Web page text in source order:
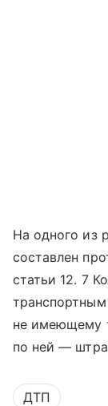
На одного из
составлен
статьи 12. 7
не имеющему
по ней —
ДТП